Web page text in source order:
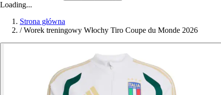
Loading...
Strona główna
/ Worek treningowy Włochy Tiro Coupe du Monde 2026